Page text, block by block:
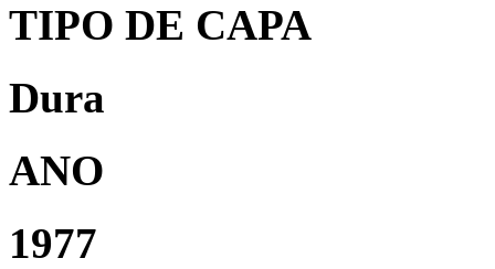
TIPO DE CAPA
Dura
ANO
1977